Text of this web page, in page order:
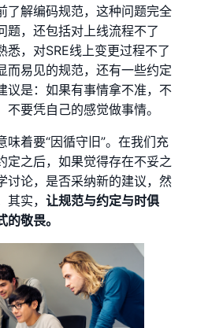
了解编码规范，这种问题完全
题，还包括对上线流程不了
悉，对SRE线上变更过程不了
而易见的规范，还有一些约定
议是：如果有事情拿不准，不
要凭自己的感觉做事情。
味着要“因循守旧”。在我们充
定之后，如果觉得存在不妥之
讨论，是否采纳新的建议，然
实， 让规范与约定与时俱
敬畏。